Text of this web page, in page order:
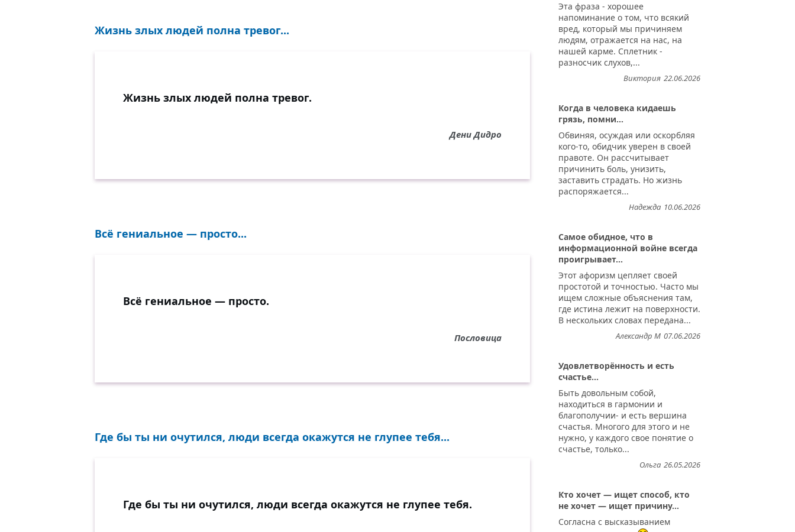
Жизнь злых людей полна тревог...
Жизнь злых людей полна тревог.
Дени Дидро
Всё гениальное — просто...
Всё гениальное — просто.
Пословица
Где бы ты ни очутился, люди всегда окажутся не глупее тебя...
Где бы ты ни очутился, люди всегда окажутся не глупее тебя.
Эта фраза - хорошее
напоминание о том, что всякий
вред, который мы причиняем
людям, отражается на нас, на
нашей карме. Сплетник -
разносчик слухов,...
22.06.2026
Виктория
Когда в человека кидаешь
грязь, помни...
Обвиняя, осуждая или оскорбляя
кого-то, обидчик уверен в своей
правоте. Он рассчитывает
причинить боль, унизить,
заставить страдать. Но жизнь
распоряжается...
10.06.2026
Надежда
Самое обидное, что в
информационной войне всегда
проигрывает...
Этот афоризм цепляет своей
простотой и точностью. Часто мы
ищем сложные объяснения там,
где истина лежит на поверхности.
В нескольких словах передана...
07.06.2026
Александр М
Удовлетворённость и есть
счастье...
Быть довольным собой,
находиться в гармонии и
благополучии- и есть вершина
счастья. Многого для этого и не
нужно, у каждого свое понятие о
счастье, только...
26.05.2026
Ольга
Кто хочет — ищет способ, кто
не хочет — ищет причину...
Согласна с высказыванием